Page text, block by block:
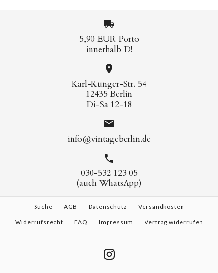
5,90 EUR Porto
innerhalb D!
Karl-Kunger-Str. 54
12435 Berlin
Di-Sa 12-18
info@vintageberlin.de
030-532 123 05
(auch WhatsApp)
Suche AGB Datenschutz Versandkosten
Widerrufsrecht FAQ Impressum Vertrag widerrufen